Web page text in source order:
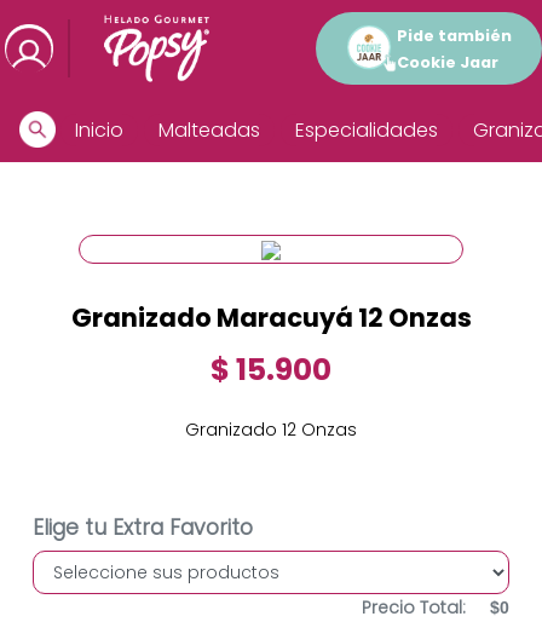
Pide también
Cookie Jaar
Inicio Malteadas Especialidades
Granizado Maracuyá 12 Onzas
$ 15.900
Granizado 12 Onzas
Elige tu Extra Favorito
Precio Total: $0